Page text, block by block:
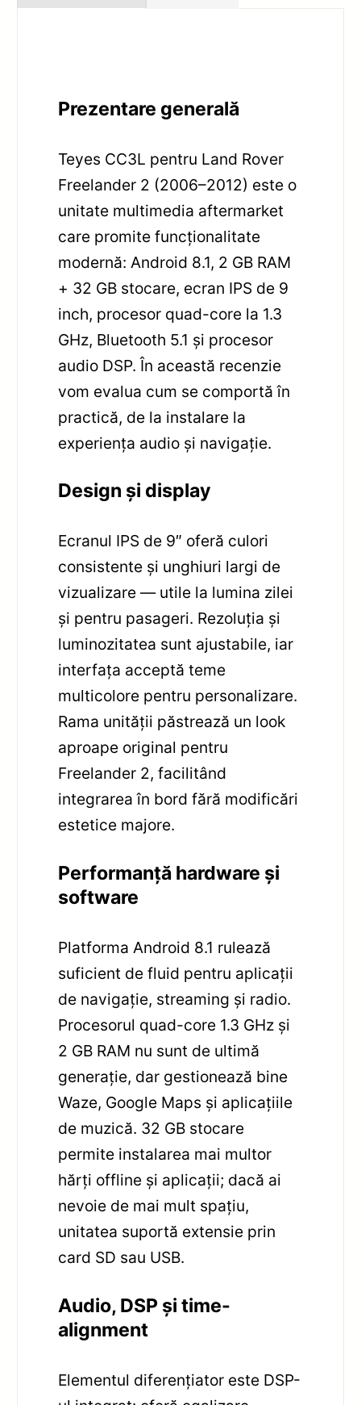
Prezentare generală
Teyes CC3L pentru Land Rover
Freelander 2 (2006–2012) este o
unitate multimedia aftermarket
care promite funcționalitate
modernă: Android 8.1, 2 GB RAM
+ 32 GB stocare, ecran IPS de 9
inch, procesor quad-core la 1.3
GHz, Bluetooth 5.1 și procesor
audio DSP. În această recenzie
vom evalua cum se comportă în
practică, de la instalare la
experiența audio și navigație.
Design și display
Ecranul IPS de 9″ oferă culori
consistente și unghiuri largi de
vizualizare — utile la lumina zilei
și pentru pasageri. Rezoluția și
luminozitatea sunt ajustabile, iar
interfața acceptă teme
multicolore pentru personalizare.
Rama unității păstrează un look
aproape original pentru
Freelander 2, facilitând
integrarea în bord fără modificări
estetice majore.
Performanță hardware și
software
Platforma Android 8.1 rulează
suficient de fluid pentru aplicații
de navigație, streaming și radio.
Procesorul quad-core 1.3 GHz și
2 GB RAM nu sunt de ultimă
generație, dar gestionează bine
Waze, Google Maps și aplicațiile
de muzică. 32 GB stocare
permite instalarea mai multor
hărți offline și aplicații; dacă ai
nevoie de mai mult spațiu,
unitatea suportă extensie prin
card SD sau USB.
Audio, DSP și time-
alignment
Elementul diferențiator este DSP-